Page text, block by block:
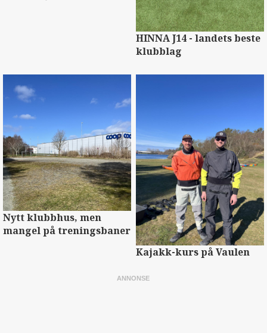
HINNA J14 - landets beste
klubblag
Nytt klubbhus, men
mangel på treningsbaner
Kajakk-kurs på Vaulen